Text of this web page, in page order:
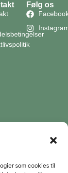
som cookies til
Følg os